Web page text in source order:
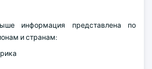
информация представлена по
и странам: